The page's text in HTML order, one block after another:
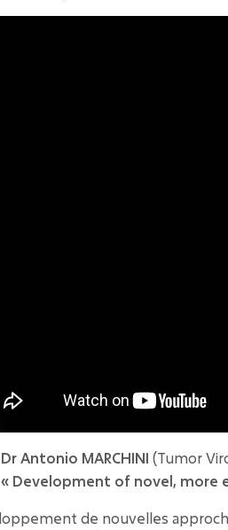
Dr Antonio MARCHINI (Tumor
« Development of novel, more
de nouvelles